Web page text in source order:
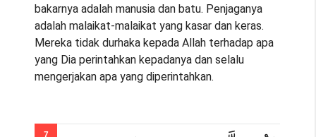
bakarnya adalah manusia dan batu. Penjaganya
adalah malaikat-malaikat yang kasar dan keras.
Mereka tidak durhaka kepada Allah terhadap apa
yang Dia perintahkan kepadanya dan selalu
mengerjakan apa yang diperintahkan.